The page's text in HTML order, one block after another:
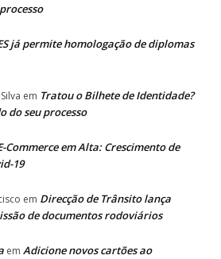
já permite homologação de diplomas
em Tratou o Bilhete de Identidade?
do seu processo
Commerce em Alta: Crescimento de
19
em Direcção de Trânsito lança
de documentos rodoviários
em Adicione novos cartões ao